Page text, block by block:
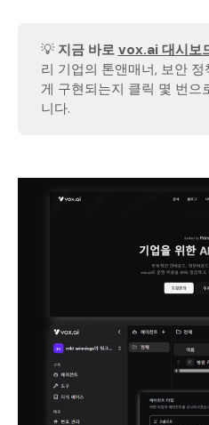
💡 지금 바로 vox.ai 대시보
리 기업의 톤앤매너, 보안
게 구현되는지 클릭 몇 번으
니다.